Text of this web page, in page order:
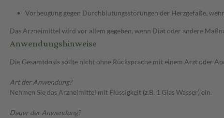
Vorbeugung gegen Durchblutungsstörungen der Herzgefäße,
Das Arzneimittel wird vor allem gegeben, wenn Diät oder andere
Anwendungshinweise
Die Gesamtdosis sollte nicht ohne Rücksprache mit einem Arzt oder
Art der Anwendung?
Nehmen Sie das Arzneimittel mit Flüssigkeit (z.B. 1 Glas Wasser) ein.
Dauer der Anwendung?